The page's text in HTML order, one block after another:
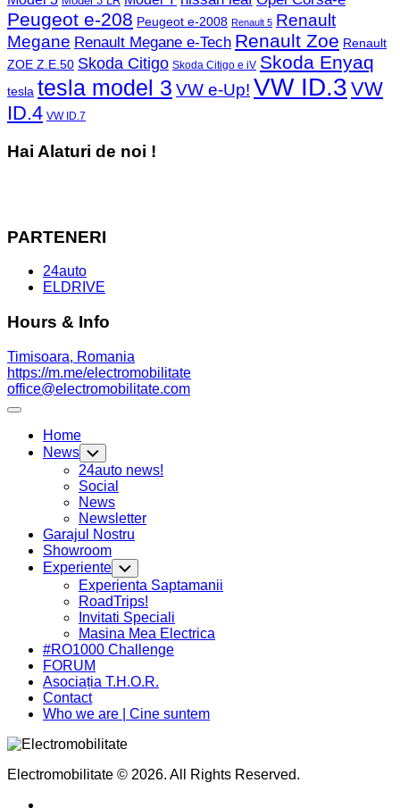
Peugeot e-208 Peugeot e-2008 Renault 5 Renault
Megane Renault Megane e-Tech Renault Zoe Renault
ZOE Z.E.50 Skoda Citigo Skoda Citigo e iV Skoda Enyaq
tesla tesla model 3 VW e-Up! VW ID.3 VW
ID.4 VW ID.7
Hai Alaturi de noi !
PARTENERI
24auto
ELDRIVE
Hours & Info
Timisoara, Romania
https://m.me/electromobilitate
office@electromobilitate.com
Expand
Home
News Toggle
Child
Menu
24auto news!
Social
News
Newsletter
Garajul Nostru
Showroom
Experiente Toggle
Child
Menu
Experienta Saptamanii
RoadTrips!
Invitati Speciali
Masina Mea Electrica
#RO1000 Challenge
FORUM
Asociația T.H.O.R.
Contact
Who we are | Cine suntem
Electromobilitate © 2026. All Rights Reserved.